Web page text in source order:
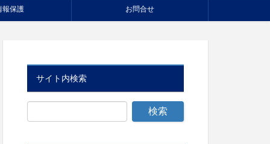
報保護 お問合せ
サイト内検索